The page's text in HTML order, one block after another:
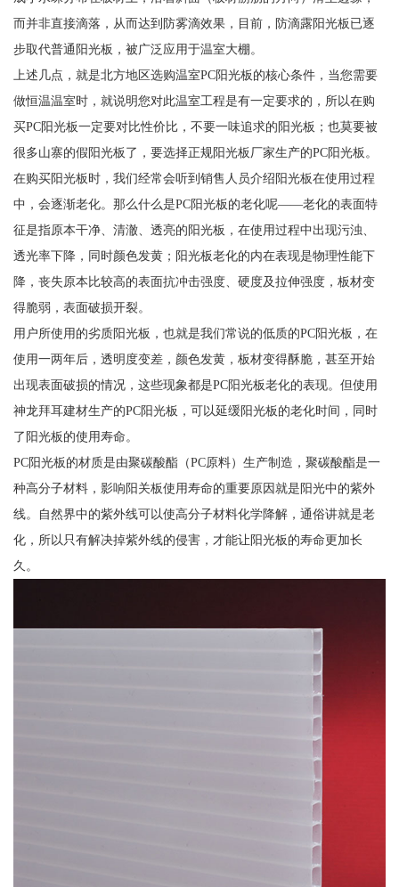
而并非直接滴落，从而达到防雾滴效果，目前，防滴露阳光板已逐
步取代普通阳光板，被广泛应用于温室大棚。
上述几点，就是北方地区选购温室PC阳光板的核心条件，当您需要
做恒温温室时，就说明您对此温室工程是有一定要求的，所以在购
买PC阳光板一定要对比性价比，不要一味追求的阳光板；也莫要被
很多山寨的假阳光板了，要选择正规阳光板厂家生产的PC阳光板。
在购买阳光板时，我们经常会听到销售人员介绍阳光板在使用过程
中，会逐渐老化。那么什么是PC阳光板的老化呢——老化的表面特
征是指原本干净、清澈、透亮的阳光板，在使用过程中出现污浊、
透光率下降，同时颜色发黄；阳光板老化的内在表现是物理性能下
降，丧失原本比较高的表面抗冲击强度、硬度及拉伸强度，板材变
得脆弱，表面破损开裂。
用户所使用的劣质阳光板，也就是我们常说的低质的PC阳光板，在
使用一两年后，透明度变差，颜色发黄，板材变得酥脆，甚至开始
出现表面破损的情况，这些现象都是PC阳光板老化的表现。但使用
神龙拜耳建材生产的PC阳光板，可以延缓阳光板的老化时间，同时
了阳光板的使用寿命。
PC阳光板的材质是由聚碳酸酯（PC原料）生产制造，聚碳酸酯是一
种高分子材料，影响阳关板使用寿命的重要原因就是阳光中的紫外
线。自然界中的紫外线可以使高分子材料化学降解，通俗讲就是老
化，所以只有解决掉紫外线的侵害，才能让阳光板的寿命更加长
久。